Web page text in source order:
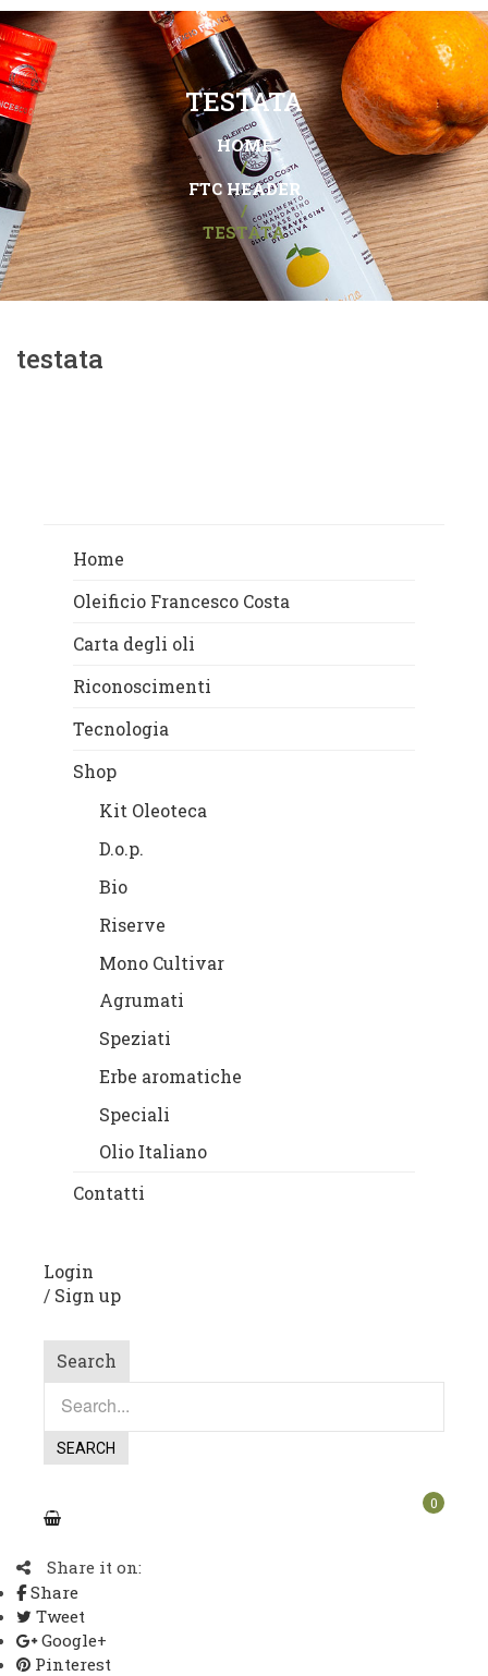
TESTATA
HOME
/
FTC HEADER
/
TESTATA
testata
Home
Oleificio Francesco Costa
Carta degli oli
Riconoscimenti
Tecnologia
Shop
Kit Oleoteca
D.o.p.
Bio
Riserve
Mono Cultivar
Agrumati
Speziati
Erbe aromatiche
Speciali
Olio Italiano
Contatti
Login
/ Sign up
Search
0
Share it on:
Share
Tweet
Google+
Pinterest